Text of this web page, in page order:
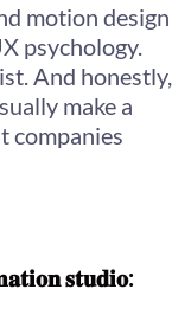
motion design
psychology.
And honestly,
make a
companies
𝐬𝐭𝐮𝐝𝐢𝐨: